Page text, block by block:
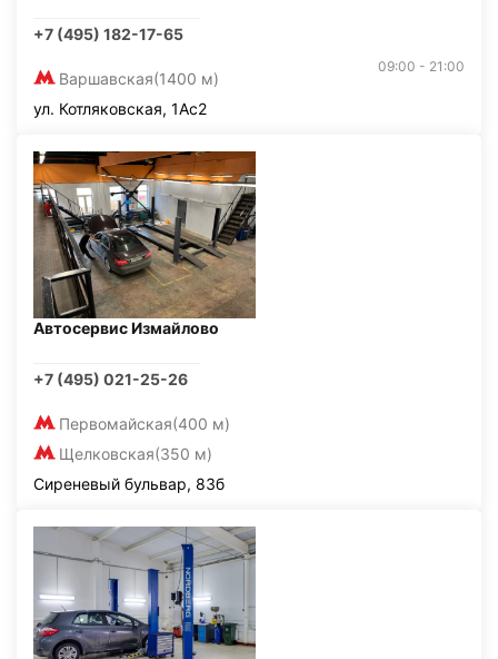
+7 (495) 182-17-65
Варшавская(1400 м)
09:00 - 21:00
ул. Котляковская, 1Ас2
Автосервис Измайлово
+7 (495) 021-25-26
Первомайская(400 м)
Щелковская(350 м)
Сиреневый бульвар, 83б